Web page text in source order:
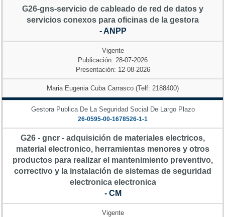
G26-gns-servicio de cableado de red de datos y
servicios conexos para oficinas de la gestora
- ANPP
Vigente
Publicación: 28-07-2026
Presentación: 12-08-2026
Maria Eugenia Cuba Carrasco (Telf: 2188400)
Gestora Publica De La Seguridad Social De Largo Plazo
26-0595-00-1678526-1-1
G26 - gncr - adquisición de materiales electricos,
material electronico, herramientas menores y otros
productos para realizar el mantenimiento preventivo,
correctivo y la instalación de sistemas de seguridad
electronica electronica
- CM
Vigente